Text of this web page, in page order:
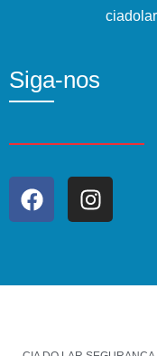
Siga-nos